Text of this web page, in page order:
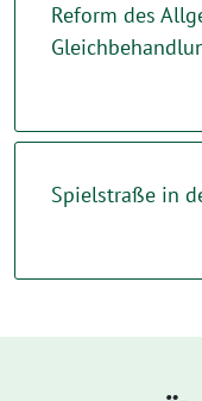
Reform des
Spielstraße in